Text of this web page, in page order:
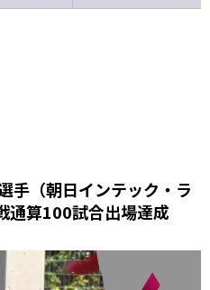
手（朝日インテック・ラ
通算100試合出場達成